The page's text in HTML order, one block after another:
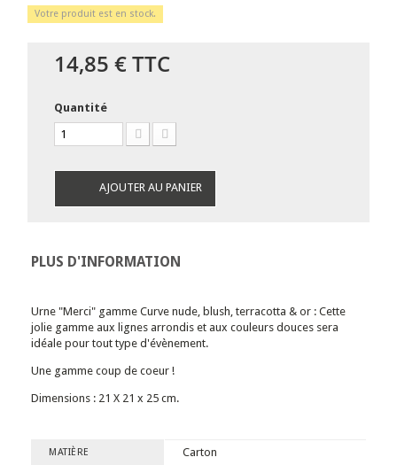
Votre produit est en stock.
14,85 €TTC
Quantité
AJOUTER AU PANIER
PLUS D'INFORMATION
Urne "Merci" gamme Curve nude, blush, terracotta & or : Cette
jolie gamme aux lignes arrondis et aux couleurs douces sera
idéale pour tout type d'évènement.
Une gamme coup de coeur !
Dimensions : 21 X 21 x 25 cm.
MATIÈRE Carton